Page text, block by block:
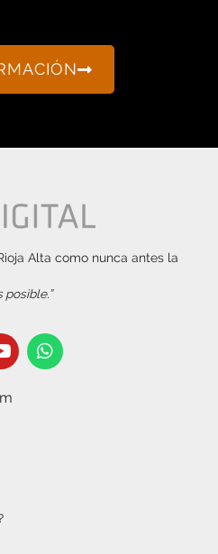
Alta como nunca antes la
posible.”